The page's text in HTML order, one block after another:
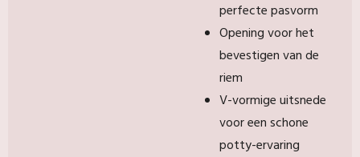
perfecte pasvorm
Opening voor het
bevestigen van de
riem
V-vormige uitsnede
voor een schone
potty-ervaring